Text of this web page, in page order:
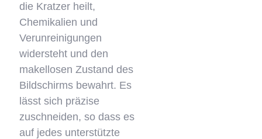
die Kratzer heilt,
Chemikalien und
Verunreinigungen
widersteht und den
makellosen Zustand des
Bildschirms bewahrt. Es
lässt sich präzise
zuschneiden, so dass es
auf jedes unterstützte